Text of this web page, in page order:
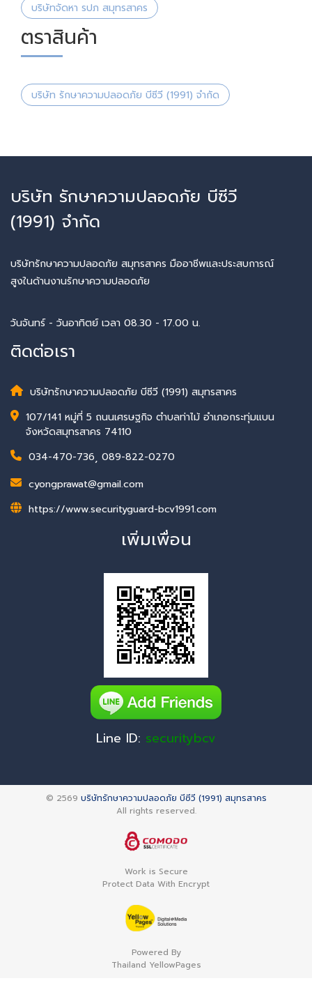
บริษัทจัดหา รปภ สมุทรสาคร
ตราสินค้า
บริษัท รักษาความปลอดภัย บีซีวี (1991) จำกัด
บริษัท รักษาความปลอดภัย บีซีวี
(1991) จำกัด
บริษัทรักษาความปลอดภัย สมุทรสาคร มืออาชีพและประสบการณ์
สูงในด้านงานรักษาความปลอดภัย
วันจันทร์ - วันอาทิตย์ เวลา 08.30 - 17.00 น.
ติดต่อเรา
บริษัทรักษาความปลอดภัย บีซีวี (1991) สมุทรสาคร
107/141 หมู่ที่ 5 ถนนเศรษฐกิจ ตำบลท่าไม้ อำเภอกระทุ่มแบน
จังหวัดสมุทรสาคร 74110
034-470-736, 089-822-0270
cyongprawat@gmail.com
https://www.securityguard-bcv1991.com
เพิ่มเพื่อน
Line ID: securitybcv
© 2569 บริษัทรักษาความปลอดภัย บีซีวี (1991) สมุทรสาคร
All rights reserved.
Work is Secure
Protect Data With Encrypt
Powered By
Thailand YellowPages